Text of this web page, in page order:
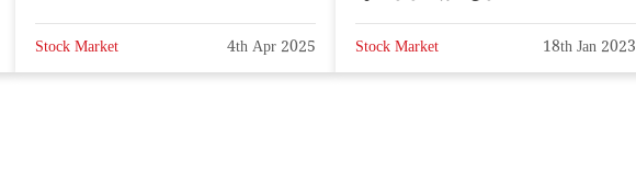
Stock Market 4th Apr 2025 Stock Market 18th Jan 2023